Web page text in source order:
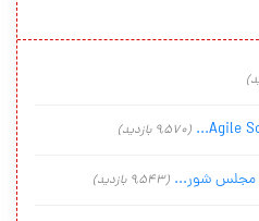
(9,570 بازدید)
مجلس شور... (9,543 بازدید)